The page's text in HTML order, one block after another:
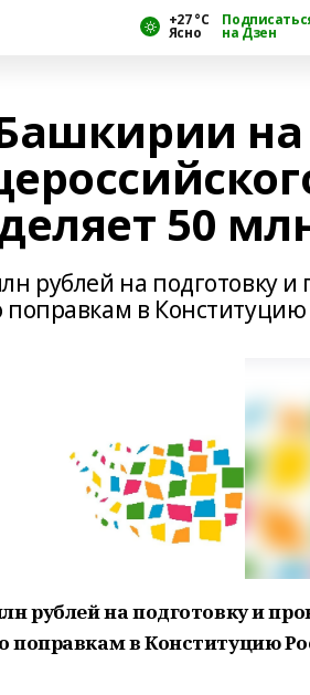
+27 °С
Ясно на Дзен
на
50
рублей на подготовку и
поправкам в Конституцию
рублей на подготовку и
поправкам в Конституцию